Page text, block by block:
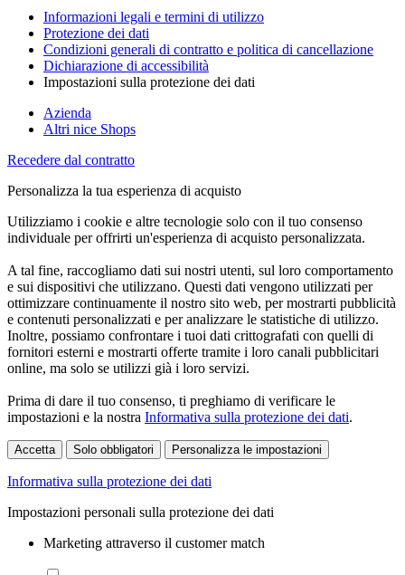
Informazioni legali e termini di utilizzo
Protezione dei dati
Condizioni generali di contratto e politica di cancellazione
Dichiarazione di accessibilità
Impostazioni sulla protezione dei dati
Azienda
Altri nice Shops
Recedere dal contratto
Personalizza la tua esperienza di acquisto
Utilizziamo i cookie e altre tecnologie solo con il tuo consenso
individuale per offrirti un'esperienza di acquisto personalizzata.
A tal fine, raccogliamo dati sui nostri utenti, sul loro comportamento
e sui dispositivi che utilizzano. Questi dati vengono utilizzati per
ottimizzare continuamente il nostro sito web, per mostrarti pubblicità
e contenuti personalizzati e per analizzare le statistiche di utilizzo.
Inoltre, possiamo confrontare i tuoi dati crittografati con quelli di
fornitori esterni e mostrarti offerte tramite i loro canali pubblicitari
online, ma solo se utilizzi già i loro servizi.
Prima di dare il tuo consenso, ti preghiamo di verificare le
impostazioni e la nostra Informativa sulla protezione dei dati.
Accetta Solo obbligatori Personalizza le impostazioni
Informativa sulla protezione dei dati
Impostazioni personali sulla protezione dei dati
Marketing attraverso il customer match